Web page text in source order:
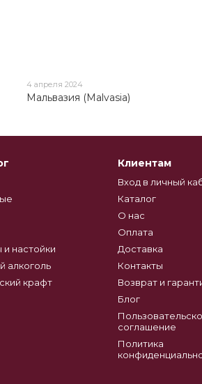
4 апреля 2024
Мальвазия (Malvasia)
настойки
алкоголь
крафт
Клиентам
Вход в личный
Каталог
О нас
Оплата
Доставка
Контакты
Возврат и
Блог
соглашение
Политика